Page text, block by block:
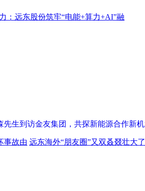
：远东股份筑牢“电能+算力+AI”融
事故由 远东海外“朋友圈”又双叒叕壮大了